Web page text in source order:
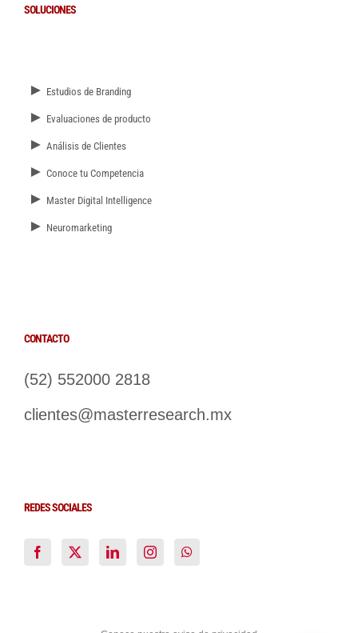
SOLUCIONES
► Estudios de Branding
► Evaluaciones de producto
► Análisis de Clientes
► Conoce tu Competencia
► Master Digital Intelligence
► Neuromarketing
CONTACTO
(52) 552000 2818
clientes@masterresearch.mx
REDES SOCIALES